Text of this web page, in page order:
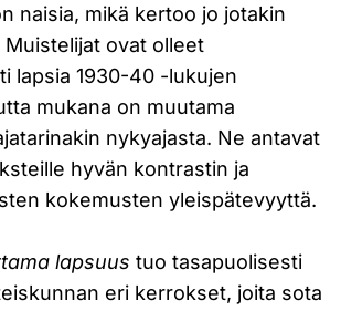
naisia, mikä kertoo jo jotakin
ovat olleet
lapsia 1930-40 -lukujen
mukana on muutama
nykyajasta. Ne antavat
hyvän kontrastin ja
kokemusten yleispätevyyttä.
lapsuus tuo tasapuolisesti
eri kerrokset, joita sota